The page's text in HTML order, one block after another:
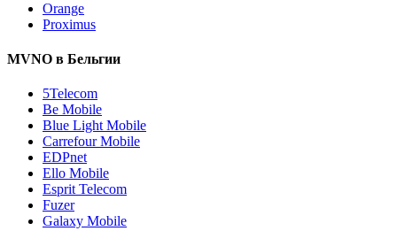
Orange
Proximus
MVNO в Бельгии
5Telecom
Be Mobile
Blue Light Mobile
Carrefour Mobile
EDPnet
Ello Mobile
Esprit Telecom
Fuzer
Galaxy Mobile